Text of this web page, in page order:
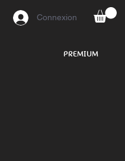
PREMIUM
Connexion